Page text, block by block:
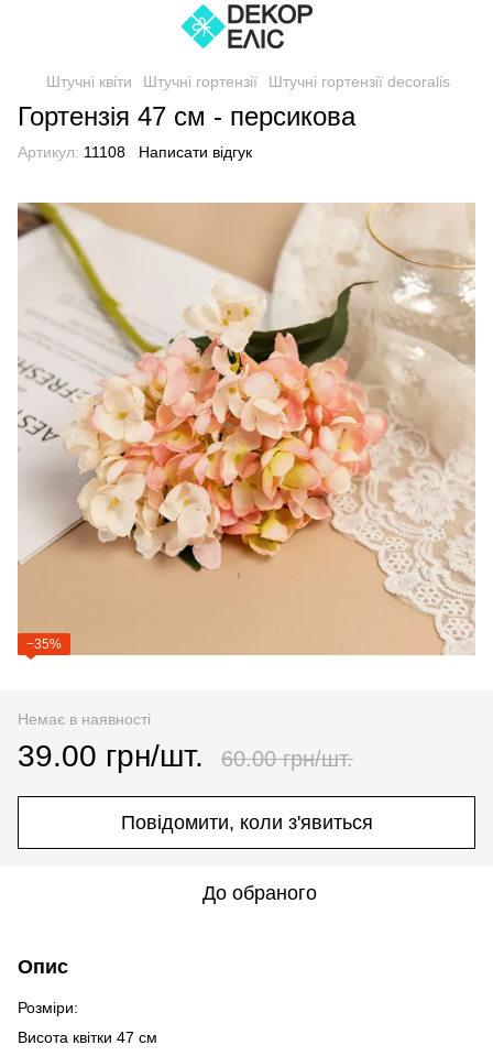
Штучні квіти Штучні гортензії Штучні гортензії decoralis
Гортензія 47 см - персикова
Артикул: 11108 Написати відгук
−35%
Немає в наявності
39.00 грн/шт. 60.00 грн/шт.
Повідомити, коли з'явиться
До обраного
Опис
Розміри:
Висота квітки 47 см